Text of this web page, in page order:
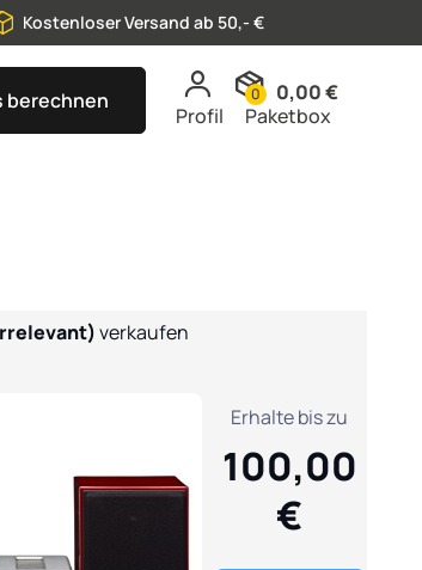
Kostenloser Versand ab 50,- €
berechnen
Profil
0
0,00 €
Paketbox
Irrelevant)verkaufen
Erhalte bis zu
100,00
€